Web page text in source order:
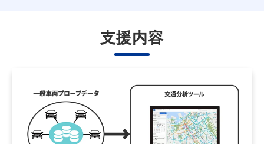
支援内容